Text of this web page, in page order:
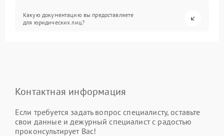
Какую документацию вы предоставляете
для юридических лиц?
Контактная информация
Если требуется задать вопрос специалисту, оставьте
свои данные и дежурный специалист с радостью
проконсультирует Вас!